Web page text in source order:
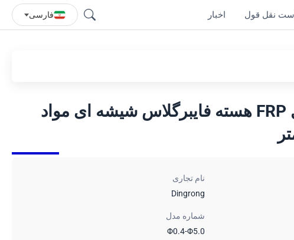
نقل قول اخبار فارسی
اعضای قدرت کابل FRP هسته فایبرگلاس شیشه ای مواد
نام تجاری
Dingrong
شماره مدل
Φ0.4-Φ5.0